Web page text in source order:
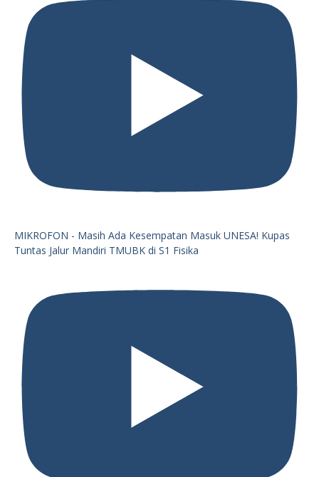
MIKROFON - Masih Ada Kesempatan Masuk UNESA! Kupas
Tuntas Jalur Mandiri TMUBK di S1 Fisika